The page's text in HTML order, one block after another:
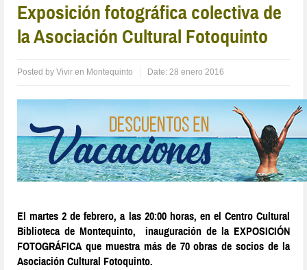
Exposición fotográfica colectiva de
la Asociación Cultural Fotoquinto
Posted byVivir en Montequinto Date:28 enero 2016
El martes 2 de febrero, a las 20:00 horas, en el Centro Cultural
Biblioteca de Montequinto, inauguración de la EXPOSICIÓN
FOTOGRÁFICA que muestra más de 70 obras de socios de la
Asociación Cultural Fotoquinto.